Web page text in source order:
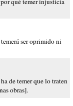
ser oprimido ni
de temer que lo traten
obras].